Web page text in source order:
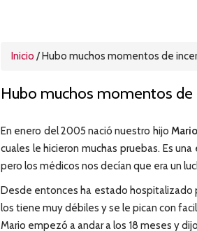
Inicio /Hubo muchos momentos de
Hubo muchos momentos de
En enero del 2005 nació nuestro hijo
cuales le hicieron muchas pruebas. Es
pero los médicos nos decían que era un
Desde entonces ha estado hospitalizado
los tiene muy débiles y se le pican con
Mario empezó a andar a los 18 meses y